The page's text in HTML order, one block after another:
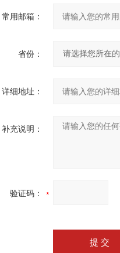
常用邮箱：
省份：
详细地址：
补充说明：
验证码：